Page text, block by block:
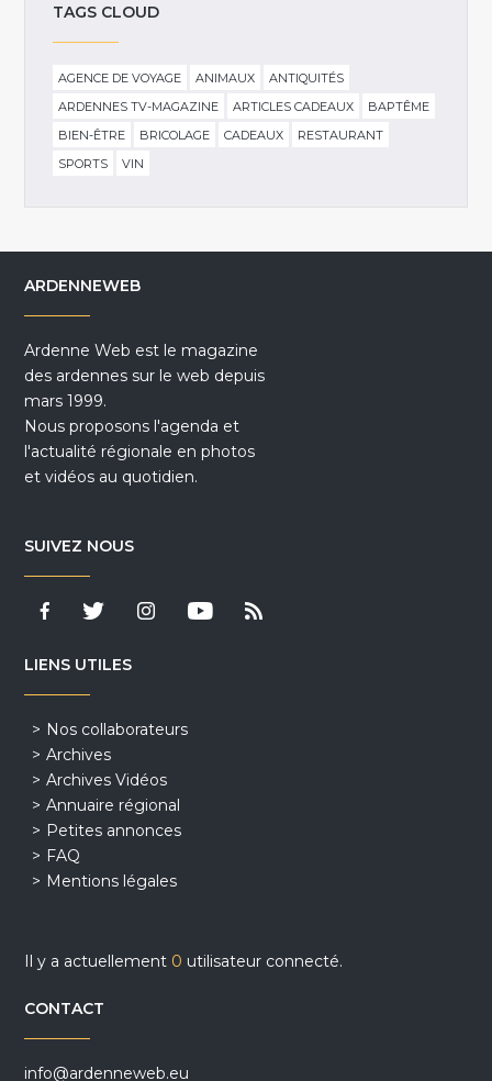
TAGS CLOUD
AGENCE DE VOYAGE ANIMAUX
ANTIQUITÉS
ARDENNES TV-MAGAZINE
ARTICLES CADEAUX
BAPTÊME
BIEN-ÊTRE
BRICOLAGE CADEAUX
RESTAURANT
SPORTS
VIN
ARDENNEWEB
Ardenne Web est le magazine
des ardennes sur le web depuis
mars 1999.
Nous proposons l'agenda et
l'actualité régionale en photos
et vidéos au quotidien.
SUIVEZ NOUS
LIENS UTILES
Nos collaborateurs
Archives
Archives Vidéos
Annuaire régional
Petites annonces
FAQ
Mentions légales
Il y a actuellement 0 utilisateur connecté.
CONTACT
info@ardenneweb.eu